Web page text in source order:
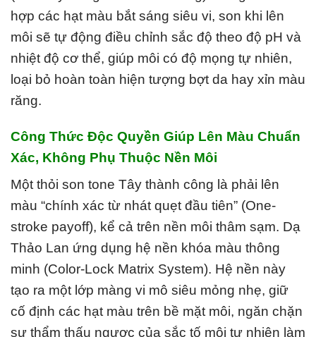
hợp các hạt màu bắt sáng siêu vi, son khi lên
môi sẽ tự động điều chỉnh sắc độ theo độ pH và
nhiệt độ cơ thể, giúp môi có độ mọng tự nhiên,
loại bỏ hoàn toàn hiện tượng bợt da hay xỉn màu
răng.
Công Thức Độc Quyền Giúp Lên Màu Chuẩn
Xác, Không Phụ Thuộc Nền Môi
Một thỏi son tone Tây thành công là phải lên
màu “chính xác từ nhát quẹt đầu tiên” (One-
stroke payoff), kể cả trên nền môi thâm sạm. Dạ
Thảo Lan ứng dụng hệ nền khóa màu thông
minh (Color-Lock Matrix System). Hệ nền này
tạo ra một lớp màng vi mô siêu mỏng nhẹ, giữ
cố định các hạt màu trên bề mặt môi, ngăn chặn
sự thẩm thấu ngược của sắc tố môi tự nhiên làm